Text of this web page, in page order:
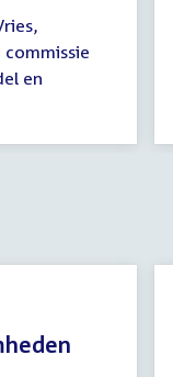
en